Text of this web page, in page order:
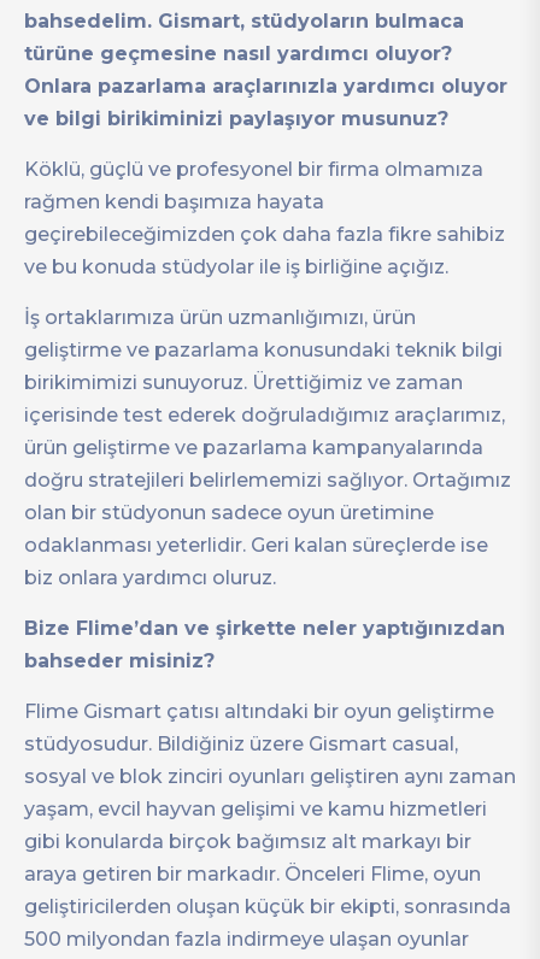
bahsedelim. Gismart, stüdyoların bulmaca
türüne geçmesine nasıl yardımcı oluyor?
Onlara pazarlama araçlarınızla yardımcı oluyor
ve bilgi birikiminizi paylaşıyor musunuz?
Köklü, güçlü ve profesyonel bir firma olmamıza
rağmen kendi başımıza hayata
geçirebileceğimizden çok daha fazla fikre sahibiz
ve bu konuda stüdyolar ile iş birliğine açığız.
İş ortaklarımıza ürün uzmanlığımızı, ürün
geliştirme ve pazarlama konusundaki teknik bilgi
birikimimizi sunuyoruz. Ürettiğimiz ve zaman
içerisinde test ederek doğruladığımız araçlarımız,
ürün geliştirme ve pazarlama kampanyalarında
doğru stratejileri belirlememizi sağlıyor. Ortağımız
olan bir stüdyonun sadece oyun üretimine
odaklanması yeterlidir. Geri kalan süreçlerde ise
biz onlara yardımcı oluruz.
Bize Flime’dan ve şirkette neler yaptığınızdan
bahseder misiniz?
Flime Gismart çatısı altındaki bir oyun geliştirme
stüdyosudur. Bildiğiniz üzere Gismart casual,
sosyal ve blok zinciri oyunları geliştiren aynı zaman
yaşam, evcil hayvan gelişimi ve kamu hizmetleri
gibi konularda birçok bağımsız alt markayı bir
araya getiren bir markadır. Önceleri Flime, oyun
geliştiricilerden oluşan küçük bir ekipti, sonrasında
500 milyondan fazla indirmeye ulaşan oyunlar